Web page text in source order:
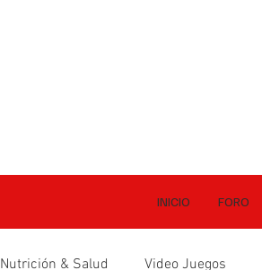
INICIO FORO
Nutrición & Salud Video Juegos